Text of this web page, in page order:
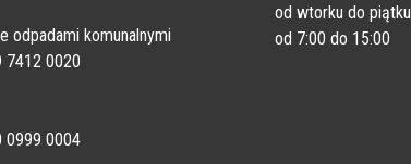
odpadami komunalnymi
7412 0020
0999 0004
od wtorku do piątku
od 7:00 do 15:00